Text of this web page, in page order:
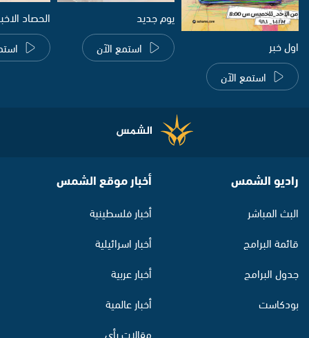
اول خبر
استمع الآن
يوم جديد
استمع الآن
الحصاد
راديو الشمس
البث المباشر
قائمة البرامج
جدول البرامج
بودكاست
أخبار موقع الشمس
أخبار فلسطينية
أخبار اسرائيلية
أخبار عربية
أخبار عالمية
مقالات رأي